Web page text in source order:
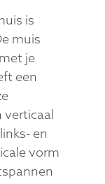
is
muis
je
een
verticaal
en
vorm